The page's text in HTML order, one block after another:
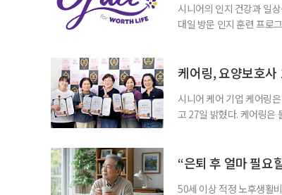
시니어의 인지 건강과 일
대일 방문 인지 훈련 프로
사용하는 자체 개발 워크
케어링, 요양보호사
시니어 케어 기업 케어링
고 27일 밝혔다. 케어링은
점에서 선정된 요양보호사
“은퇴 후 얼마 필요
50세 이상 적정 노후생활